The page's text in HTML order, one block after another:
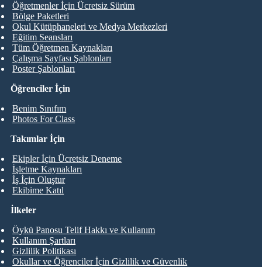
Öğrenciler İçin
Benim Sınıfım
Photos For Class
Öğretmenler İçin Ücretsiz Sürüm
Bölge Paketleri
Okul Kütüphaneleri ve Medya Merkezleri
Eğitim Seansları
Tüm Öğretmen Kaynakları
Çalışma Sayfası Şablonları
Poster Şablonları
Takımlar İçin
Ekipler İçin Ücretsiz Deneme
İşletme Kaynakları
İş İçin Oluştur
Ekibime Katıl
İlkeler
Öykü Panosu Telif Hakkı ve Kullanım
Kullanım Şartları
Gizlilik Politikası
Okullar ve Öğrenciler İçin Gizlilik ve Güvenlik